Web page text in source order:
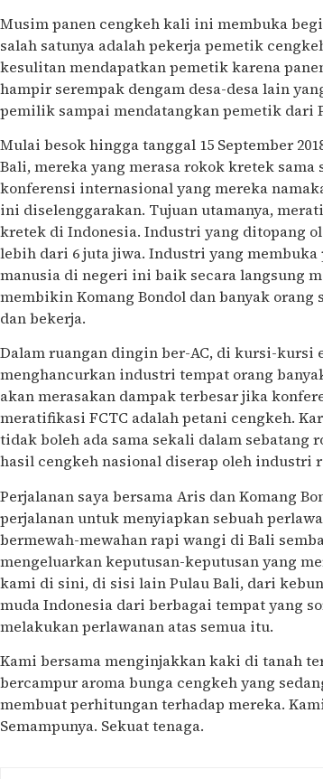
Musim panen cengkeh kali ini membuka
salah satunya adalah pekerja pemetik
kesulitan mendapatkan pemetik karena
hampir serempak dengam desa-desa lain
pemilik sampai mendatangkan pemetik dari
Mulai besok hingga tanggal 15 September
Bali, mereka yang merasa rokok kretek
konferensi internasional yang mereka
ini diselenggarakan. Tujuan utamanya,
kretek di Indonesia. Industri yang ditopang
lebih dari 6 juta jiwa. Industri yang
manusia di negeri ini baik secara langsung
membikin Komang Bondol dan banyak
dan bekerja.
Dalam ruangan dingin ber-AC, di kursi-kursi
menghancurkan industri tempat orang
akan merasakan dampak terbesar jika
meratifikasi FCTC adalah petani cengkeh.
tidak boleh ada sama sekali dalam sebatang
hasil cengkeh nasional diserap oleh industri
Perjalanan saya bersama Aris dan Komang
perjalanan untuk menyiapkan sebuah
bermewah-mewahan rapi wangi di Bali
mengeluarkan keputusan-keputusan yang
kami di sini, di sisi lain Pulau Bali, dari
muda Indonesia dari berbagai tempat yang
melakukan perlawanan atas semua itu.
Kami bersama menginjakkan kaki di tanah
bercampur aroma bunga cengkeh yang
membuat perhitungan terhadap mereka.
Semampunya. Sekuat tenaga.